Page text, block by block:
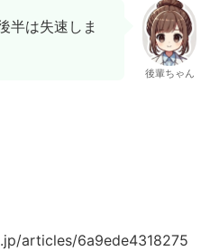
半は失速しま
後輩ちゃん
articles/6a9ede4318275